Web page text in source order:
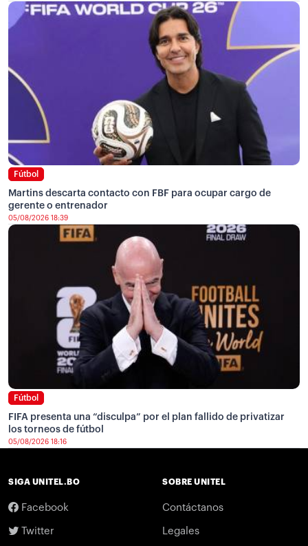
Fútbol
Martins descarta contacto con FBF para ocupar cargo de
gerente o entrenador
05/08/2026 18:39
Fútbol
FIFA presenta una “disculpa” por el plan fallido de privatizar
los torneos de fútbol
05/08/2026 18:16
SIGA UNITEL.BO
Facebook
Twitter
SOBRE UNITEL
Contáctanos
Legales